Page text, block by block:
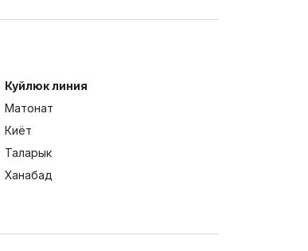
Куйлюк линия
Матонат
Киёт
Таларык
Ханабад